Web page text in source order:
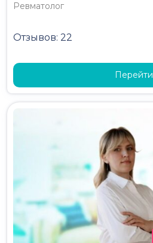
Ревматолог
Отзывов: 22
Перейти